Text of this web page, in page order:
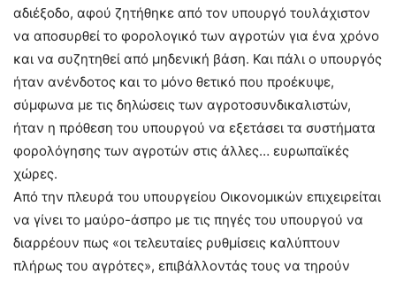
αδιέξοδο, αφού ζητήθηκε από τον υπουργό τουλάχιστον
να αποσυρθεί το φορολογικό των αγροτών για ένα χρόνο
και να συζητηθεί από μηδενική βάση. Και πάλι ο υπουργός
ήταν ανένδοτος και το μόνο θετικό που προέκυψε,
σύμφωνα με τις δηλώσεις των αγροτοσυνδικαλιστών,
ήταν η πρόθεση του υπουργού να εξετάσει τα συστήματα
φορολόγησης των αγροτών στις άλλες… ευρωπαϊκές
χώρες.
Από την πλευρά του υπουργείου Οικονομικών επιχειρείται
να γίνει το μαύρο-άσπρο με τις πηγές του υπουργού να
διαρρέουν πως «οι τελευταίες ρυθμίσεις καλύπτουν
πλήρως του αγρότες», επιβάλλοντάς τους να τηρούν